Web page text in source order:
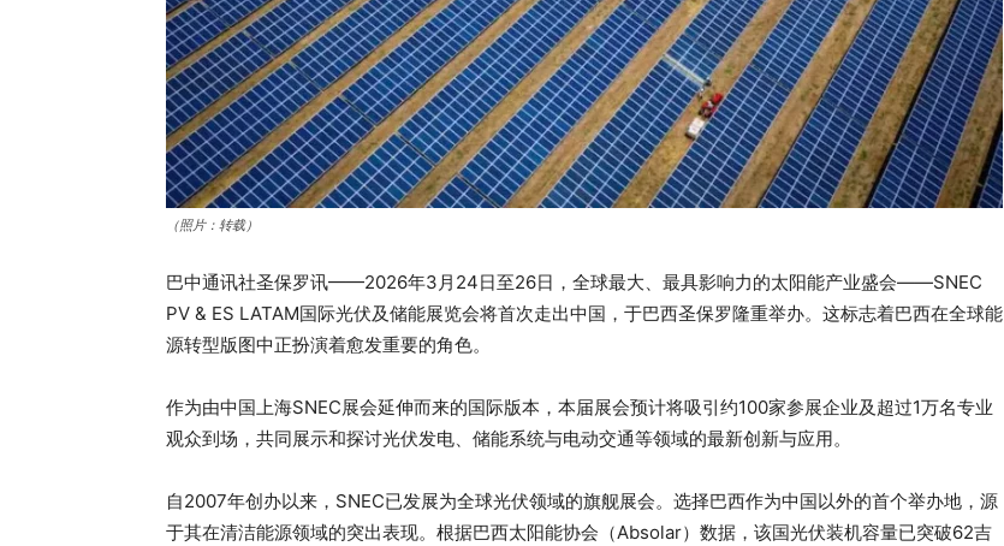
（照片：转载）
巴中通讯社圣保罗讯——2026年3月24日至26日，全球最大、最具影响力的太阳能产业盛会——SNEC
PV & ES LATAM国际光伏及储能展览会将首次走出中国，于巴西圣保罗隆重举办。这标志着巴西在全球能
源转型版图中正扮演着愈发重要的角色。
作为由中国上海SNEC展会延伸而来的国际版本，本届展会预计将吸引约100家参展企业及超过1万名专业
观众到场，共同展示和探讨光伏发电、储能系统与电动交通等领域的最新创新与应用。
自2007年创办以来，SNEC已发展为全球光伏领域的旗舰展会。选择巴西作为中国以外的首个举办地，源
于其在清洁能源领域的突出表现。根据巴西太阳能协会（Absolar）数据，该国光伏装机容量已突破62吉